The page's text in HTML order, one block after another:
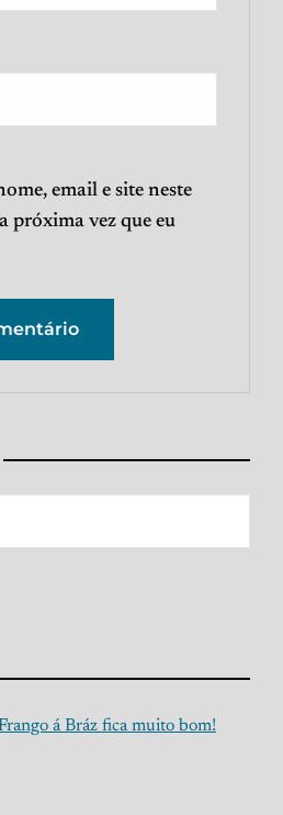
email e site neste
próxima vez que eu
á Bráz fica muito bom!